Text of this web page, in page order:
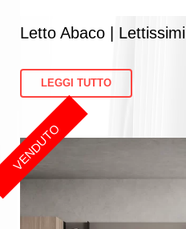
Letto Abaco | Lettissimi
LEGGI TUTTO
VENDUTO